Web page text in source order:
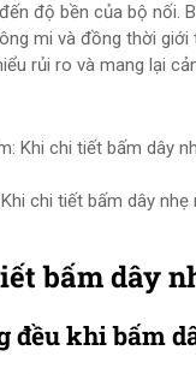
độ bền của bộ nối.
mi và đồng thời
rủi ro và mang lại
chi tiết bấm dây
bấm dây
đều khi bấm